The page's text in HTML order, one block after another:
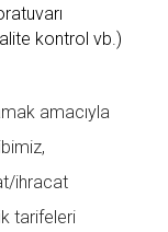
kontrol vb.)
amacıyla
ihracat
tarifeleri